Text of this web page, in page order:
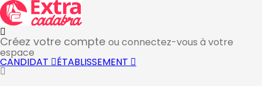
Créez votre compte ou connectez-vous à votre
espace
CANDIDAT ÉTABLISSEMENT